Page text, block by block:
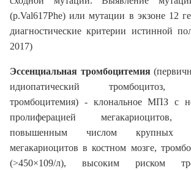
(p.Val617Phe) или мутации в экзоне 12
диагностические критерии истинной
2017)
Эссенциальная тромбоцитемия
идиопатический тромбоцитоз,
тромбоцитемия) - клональное МПЗ с
пролиферацией мегакариоцитов,
повышенным числом крупных
мегакариоцитов в костном мозге,
(>450×109/л), высоким риском